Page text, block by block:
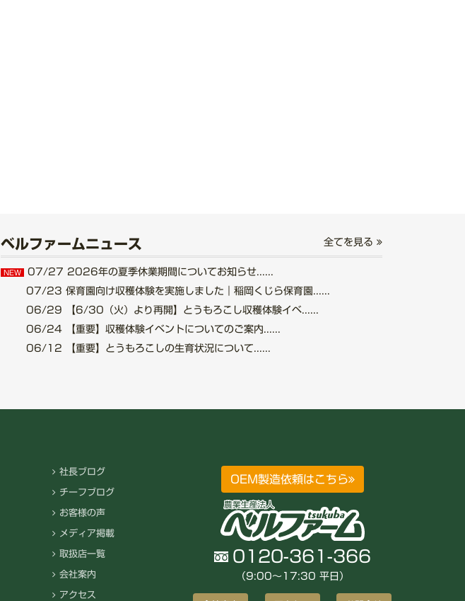
ベルファームニュース 全てを見る
NEW 07/27 2026年の夏季休業期間についてお知らせ......
07/23 保育園向け収穫体験を実施しました｜稲岡くじら保育園......
06/29 【6/30（火）より再開】とうもろこし収穫体験イベ......
06/24 【重要】収穫体験イベントについてのご案内......
06/12 【重要】とうもろこしの生育状況について......
社長ブログ
チーフブログ
お客様の声
メディア掲載
取扱店一覧
会社案内
アクセス
OEM製造依頼はこちら
0120-361-366
（9:00〜17:30 平日）